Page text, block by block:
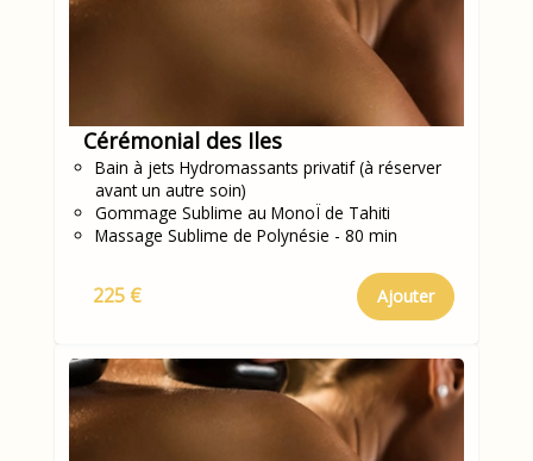
Cérémonial des Iles
Bain à jets Hydromassants privatif (à réserver
avant un autre soin)
Gommage Sublime au MonoÏ de Tahiti
Massage Sublime de Polynésie - 80 min
225 € Ajouter